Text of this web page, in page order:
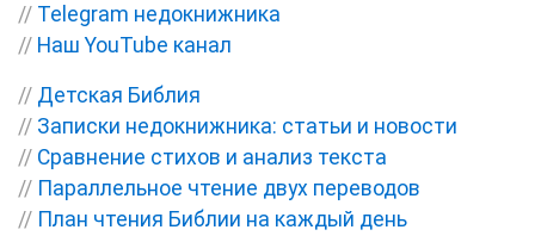
// Telegram недокнижника
// Наш YouTube канал
// Детская Библия
// Записки недокнижника: статьи и новости
// Сравнение стихов и анализ текста
// Параллельное чтение двух переводов
// План чтения Библии на каждый день